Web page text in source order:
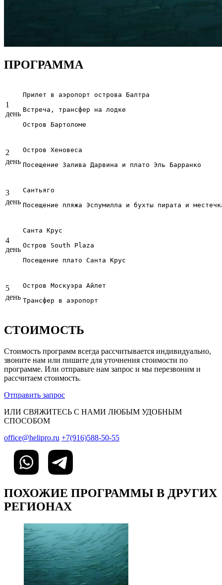
ПРОГРАММА
1
день
Прилет в аэропорт острова Балтра
Встреча, трансфер на лодке
Остров Бартоломе
2
день
Остров Хеновеса
Посещение Залива Дарвина и плато Эль Барранко
3
день
Сантьяго
Посещение пляжа Эспумилла и бухты пирата и
4
день
Санта Крус
Остров South Plaza
Посещение плато Санта Крус
5
день
Остров Москуэра Айлет
Трансфер в аэропорт
СТОИМОСТЬ
Стоимость программ всегда рассчитывается индивидуально,
звоните нам или пишите для уточнения стоимости по
программе. Или отправьте нам запрос и мы перезвоним и
рассчитаем стоимость.
Отправить запрос
ИЛИ СВЯЖИТЕСЬ С НАМИ ЛЮБЫМ УДОБНЫМ
СПОСОБОМ
office@helipro.ru +7(916)588-50-55
ПОХОЖИЕ ПРОГРАММЫ В ДРУГИХ
РЕГИОНАХ